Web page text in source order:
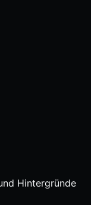
Hintergründe